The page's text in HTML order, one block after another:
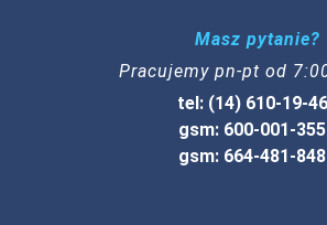
Masz pytanie?
Pracujemy pn-pt od
tel: (14) 610-19-46
gsm: 600-001-355
gsm: 664-481-848